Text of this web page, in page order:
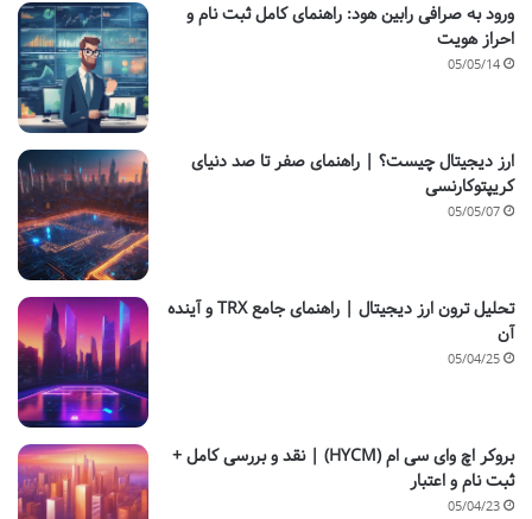
ورود به صرافی رابین هود: راهنمای کامل ثبت نام و
احراز هویت
05/05/14
ارز دیجیتال چیست؟ | راهنمای صفر تا صد دنیای
کریپتوکارنسی
05/05/07
تحلیل ترون ارز دیجیتال | راهنمای جامع TRX و آینده
آن
05/04/25
بروکر اچ وای سی ام (HYCM) | نقد و بررسی کامل +
ثبت نام و اعتبار
05/04/23